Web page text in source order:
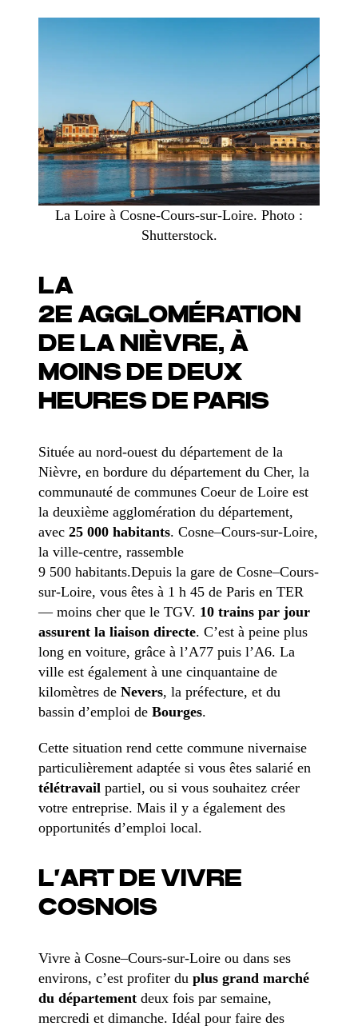
La Loire à Cosne-Cours-sur-Loire. Photo :
Shutterstock.
LA
2 E AGGLOMÉRATION
DE LA NIÈVRE, À
MOINS DE DEUX
HEURES DE PARIS
Située au nord-ouest du département de la
Nièvre, en bordure du département du Cher, la
communauté de communes Coeur de Loire est
la deuxième agglomération du département,
avec 25 000 habitants. Cosne–Cours-sur-Loire,
la ville-centre, rassemble
9 500 habitants.Depuis la gare de Cosne–Cours-
sur-Loire, vous êtes à 1 h 45 de Paris en TER
— moins cher que le TGV. 10 trains par jour
assurent la liaison directe. C’est à peine plus
long en voiture, grâce à l’A77 puis l’A6. La
ville est également à une cinquantaine de
kilomètres de Nevers, la préfecture, et du
bassin d’emploi de Bourges.
Cette situation rend cette commune nivernaise
particulièrement adaptée si vous êtes salarié en
télétravail partiel, ou si vous souhaitez créer
votre entreprise. Mais il y a également des
opportunités d’emploi local.
L’ART DE VIVRE
COSNOIS
Vivre à Cosne–Cours-sur-Loire ou dans ses
environs, c’est profiter du plus grand marché
du départementdeux fois par semaine,
mercredi et dimanche. Idéal pour faire des